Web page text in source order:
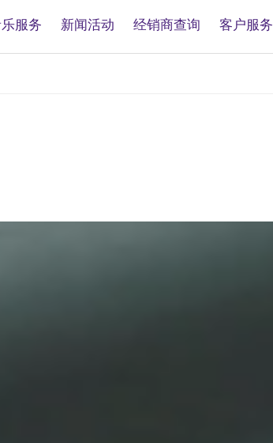
服务 新闻活动 经销商查询 客户服务